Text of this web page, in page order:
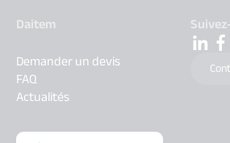
Daitem
Demander un devis
FAQ
Actualités